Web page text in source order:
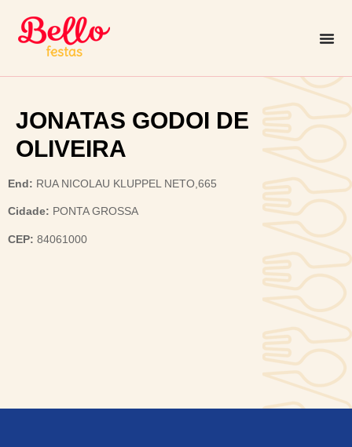
JONATAS GODOI DE
OLIVEIRA
End: RUA NICOLAU KLUPPEL NETO,665
Cidade: PONTA GROSSA
CEP: 84061000